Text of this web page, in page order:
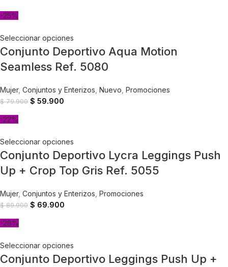
-25%
Seleccionar opciones
Conjunto Deportivo Aqua Motion
Seamless Ref. 5080
Mujer, Conjuntos y Enterizos Nuevo Promociones
$79.900 $ 59.900
-22%
Seleccionar opciones
Conjunto Deportivo Lycra Leggings Push
Up + Crop Top Gris Ref. 5055
Mujer, Conjuntos y Enterizos Promociones
$89.900 $ 69.900
-28%
Seleccionar opciones
Conjunto Deportivo Leggings Push Up +